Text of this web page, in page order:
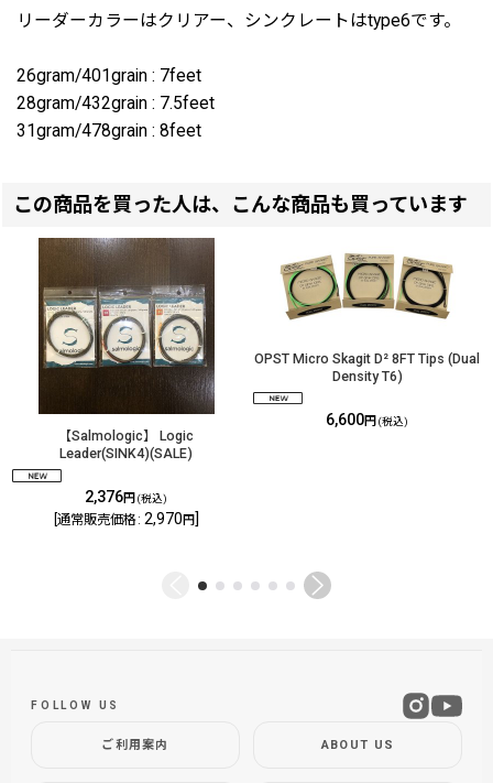
リーダーカラーはクリアー、シンクレートはtype6です。
26gram/401grain : 7feet
28gram/432grain : 7.5feet
31gram/478grain : 8feet
この商品を買った人は、こんな商品も買っています
【Salmologic】 Logic
Leader(SINK4)(SALE)
2,376円 (税込)
通常販売価格: 2,970 円]
OPST Micro Skagit D² 8FT Tips (Dual
Density T6)
6,600円 (税込)
ご利用案内 ABOUT US
FOLLOW US